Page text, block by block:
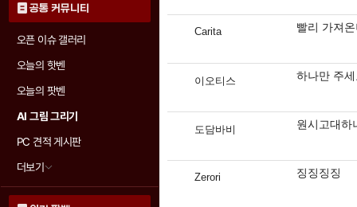
공통 커뮤니티
오픈 이슈 갤러리
오늘의 핫벤
오늘의 팟벤
AI 그림 그리기
PC 견적 게시판
더보기
Carita 빨리 가져
이오티스 하나만 주
도담바비 원시고대하
Zerori 징징징징